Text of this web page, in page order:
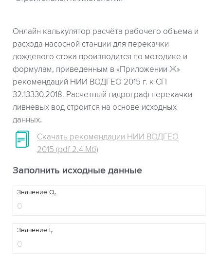
Онлайн калькулятор расчёта рабочего объема и
расхода насосной станции для перекачки
дождевого стока производится по методике и
формулам, приведенным в «Приложении Ж»
рекомендаций НИИ ВОДГЕО 2015 г. к СП
32.13330.2018. Расчетный гидрограф перекачки
ливневых вод строится на основе исходных
данных.
Скачать рекомендации НИИ ВОДГЕО
2015 (pdf 2.4 Мб)
Заполнить исходные данные
Значение Qr
Значение tr